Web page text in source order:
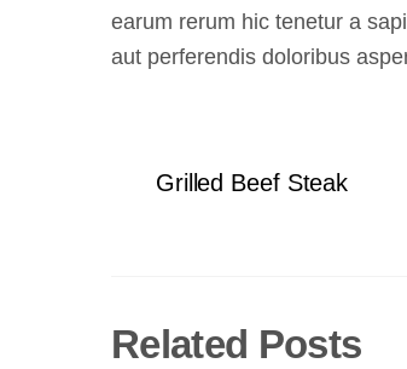
earum rerum hic tenetur a
aut perferendis doloribus
Grilled Beef Steak
Related Posts